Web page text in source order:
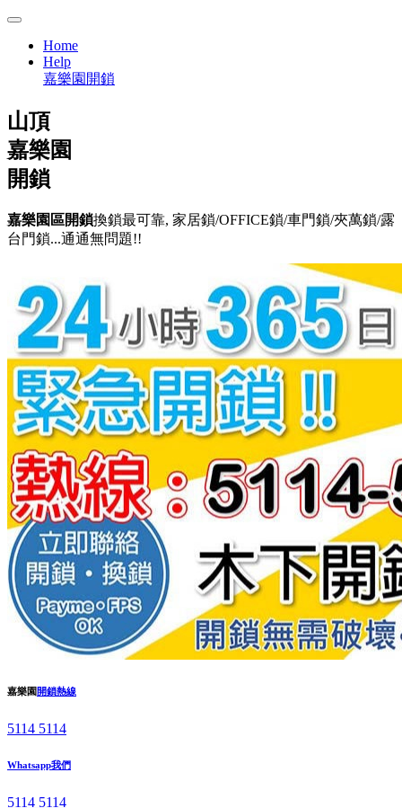
Home
Help
嘉樂園開鎖
山頂
嘉樂園
開鎖
嘉樂園區開鎖換鎖最可靠, 家居鎖/OFFICE鎖/車門鎖/夾萬鎖/露
台門鎖...通通無問題!!
嘉樂園開鎖熱線
5114 5114
Whatsapp我們
5114 5114